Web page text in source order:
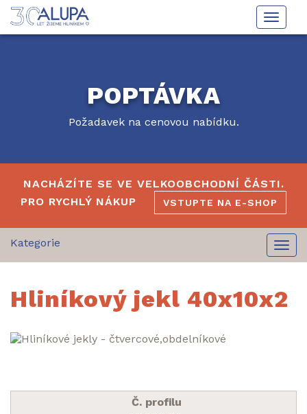
Toggle
POPTÁVKA
Požadavek na cenovou nabídku.
NACHÁZÍTE SE VE VELKOOBCHODNÍ ČÁSTI.
PRO RYCHLÝ NÁKUP
VSTUPTE NA E-SHOP
Hliníkový jekl 40x10x2